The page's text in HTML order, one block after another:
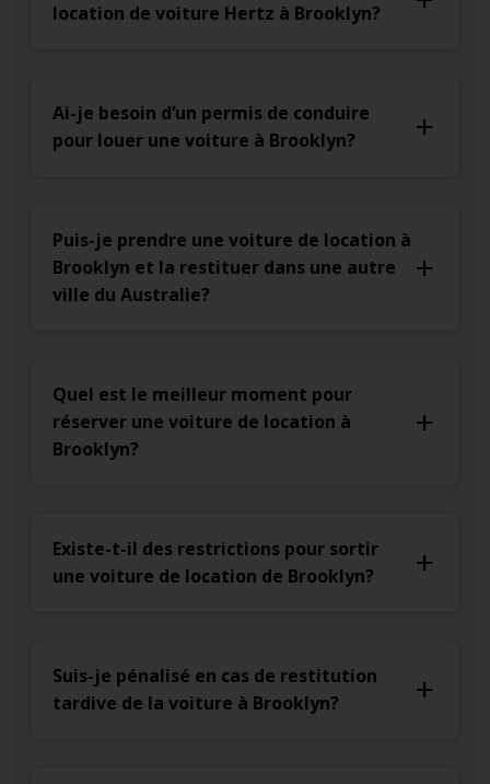
location de voiture Hertz à Brooklyn?
Ai-je besoin d’un permis de conduire
pour louer une voiture à Brooklyn?
Puis-je prendre une voiture de location à
Brooklyn et la restituer dans une autre
ville du Australie?
Quel est le meilleur moment pour
réserver une voiture de location à
Brooklyn?
Existe-t-il des restrictions pour sortir
une voiture de location de Brooklyn?
Suis-je pénalisé en cas de restitution
tardive de la voiture à Brooklyn?